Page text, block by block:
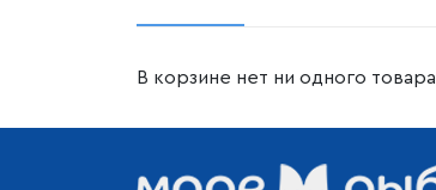
В корзине нет ни одного товара